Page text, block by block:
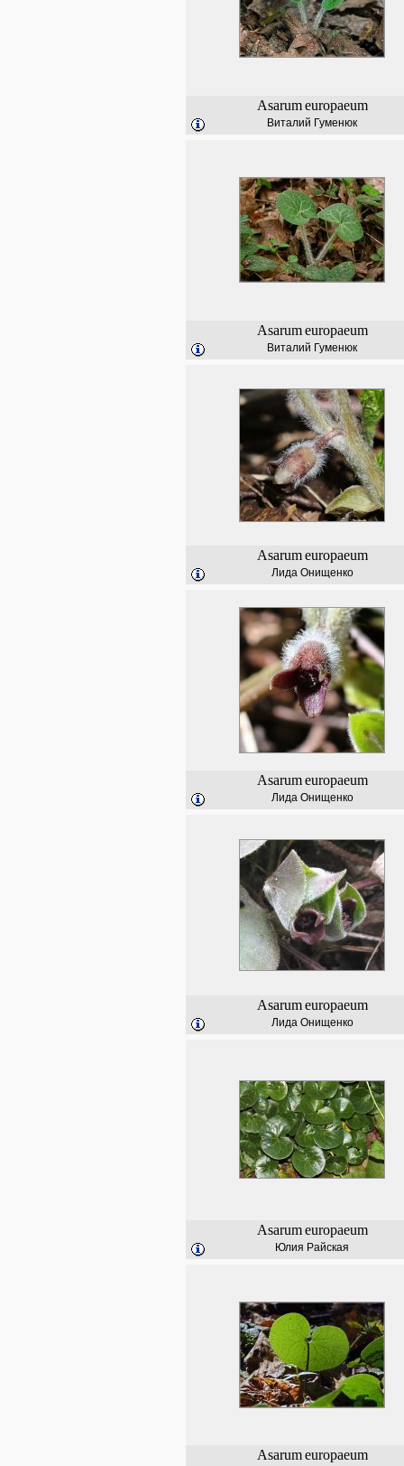
Asarum europaeum
Виталий Гуменюк
Asarum europaeum
Виталий Гуменюк
Asarum europaeum
Лида Онищенко
Asarum europaeum
Лида Онищенко
Asarum europaeum
Лида Онищенко
Asarum europaeum
Юлия Райская
Asarum europaeum